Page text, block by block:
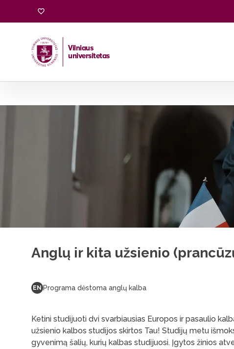
Vilniaus
universitetas
Anglų ir kita užsienio
EN Programa dėstoma anglų kalba
Ketini studijuoti dvi svarbiausias Europos ir pasaulio
užsienio kalbos studijos skirtos Tau! Studijų metu
gyvenimą šalių, kurių kalbas studijuosi. Įgytos žinios